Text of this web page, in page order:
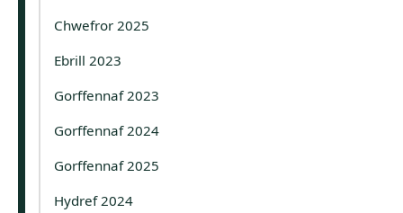
Chwefror 2025
Ebrill 2023
Gorffennaf 2023
Gorffennaf 2024
Gorffennaf 2025
Hydref 2024